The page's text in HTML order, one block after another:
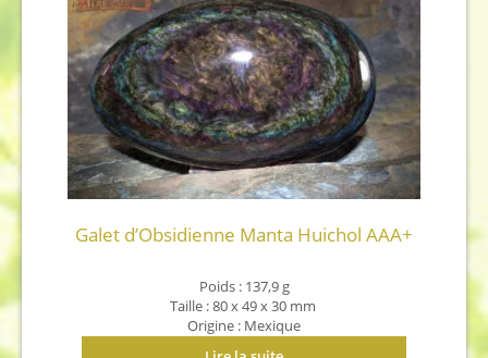
Galet d’Obsidienne Manta Huichol AAA+
Poids :137,9 g
Taille :80 x 49 x 30 mm
Origine : Mexique